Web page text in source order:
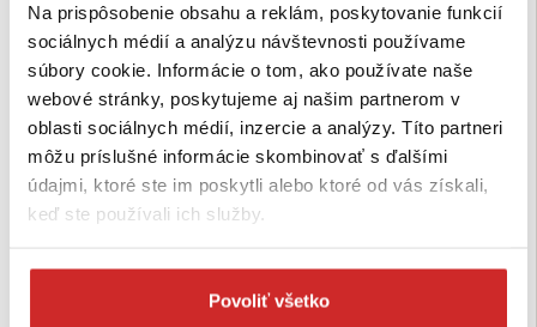
Na prispôsobenie obsahu a reklám, poskytovanie funkcií
sociálnych médií a analýzu návštevnosti používame
súbory cookie. Informácie o tom, ako používate naše
webové stránky, poskytujeme aj našim partnerom v
oblasti sociálnych médií, inzercie a analýzy. Títo partneri
môžu príslušné informácie skombinovať s ďalšími
údajmi, ktoré ste im poskytli alebo ktoré od vás získali,
keď ste používali ich služby.
Povoliť všetko
3M Páska vinylová 3,17mm-
32,9m
Šírka (mm): 3,17
3M Páska vinylová 6,35mm-
Šírka (mm): 6,35
Farba: indigo modrá